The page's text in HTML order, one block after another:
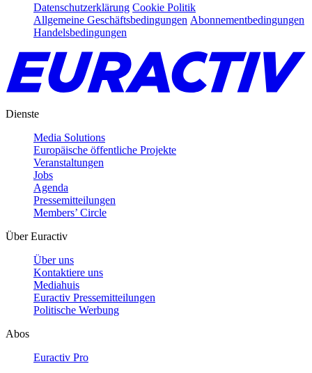
Datenschutzerklärung Cookie Politik
Allgemeine Geschäftsbedingungen Abonnementbedingungen
Handelsbedingungen
Dienste
Media Solutions
Europäische öffentliche Projekte
Veranstaltungen
Jobs
Agenda
Pressemitteilungen
Members’ Circle
Über Euractiv
Über uns
Kontaktiere uns
Mediahuis
Euractiv Pressemitteilungen
Politische Werbung
Abos
Euractiv Pro